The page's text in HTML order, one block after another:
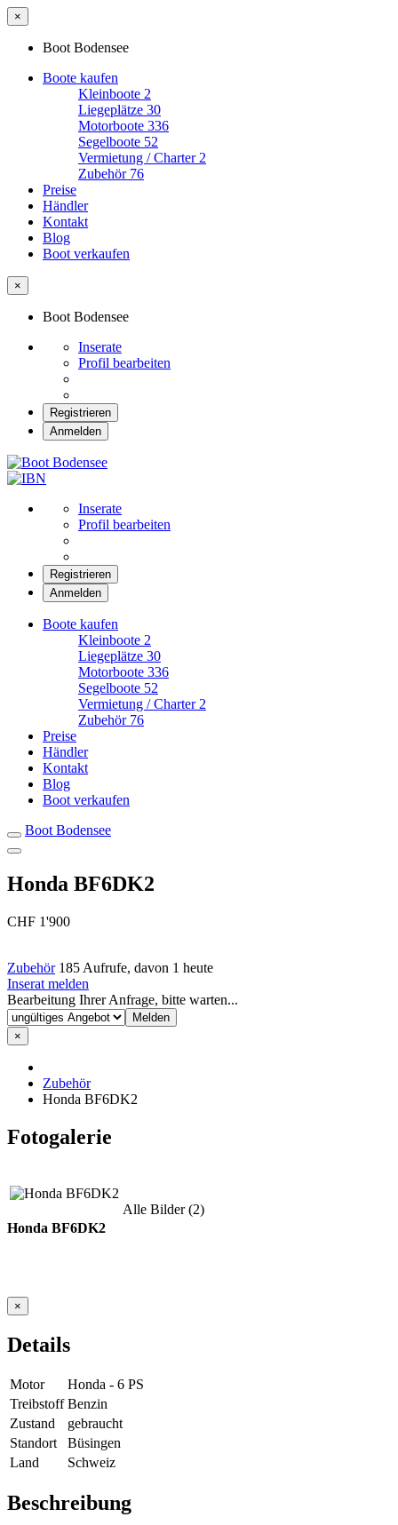
×
Boot Bodensee
Boote kaufen
Kleinboote 2
Liegeplätze 30
Motorboote 336
Segelboote 52
Vermietung / Charter 2
Zubehör 76
Preise
Händler
Kontakt
Blog
Boot verkaufen
×
Boot Bodensee
Inserate
Profil bearbeiten
Registrieren
Anmelden
Inserate
Profil bearbeiten
Registrieren
Anmelden
Boote kaufen
Kleinboote 2
Liegeplätze 30
Motorboote 336
Segelboote 52
Vermietung / Charter 2
Zubehör 76
Preise
Händler
Kontakt
Blog
Boot verkaufen
Boot Bodensee
Honda BF6DK2
CHF 1'900
Zubehör 185 Aufrufe, davon 1 heute
Inserat melden
Bearbeitung Ihrer Anfrage, bitte warten...
×
Zubehör
Honda BF6DK2
Fotogalerie
Alle Bilder (2)
Honda BF6DK2
×
Details
Motor
Honda - 6 PS
Treibstoff Benzin
Zustand
gebraucht
Standort
Büsingen
Land
Schweiz
Beschreibung